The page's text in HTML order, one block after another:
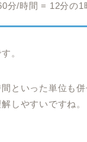
分/時間 = 12分の1
。
間といった単位も
しやすいですね。